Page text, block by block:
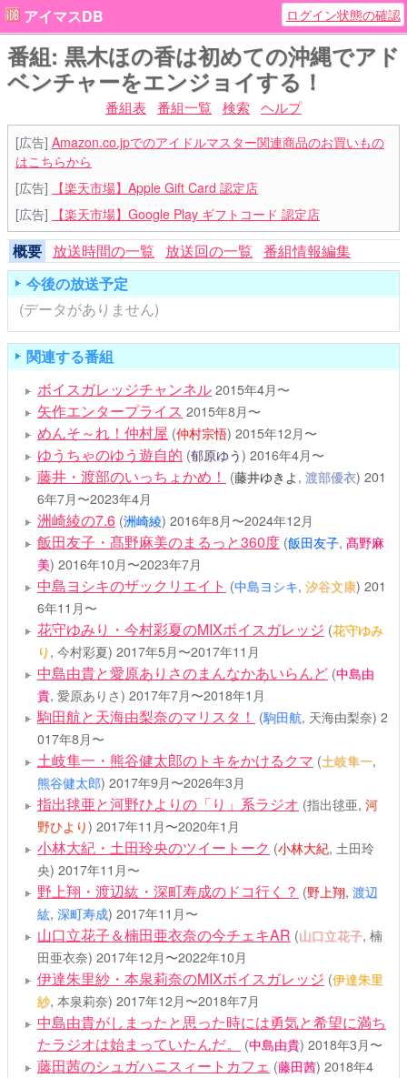
アイマスDB ログイン状態の確認
番組: 黒木ほの香は初めての沖縄でアド
ベンチャーをエンジョイする！
番組表 番組一覧 検索 ヘルプ
[広告] Amazon.co.jpでのアイドルマスター関連商品のお買いもの
はこちらから
[広告]
【楽天市場】Apple Gift Card 認定店
[広告]
【楽天市場】Google Play ギフトコード 認定店
概要 放送時間の一覧 放送回の一覧 番組情報編集
今後の放送予定
(データがありません)
関連する番組
ボイスガレッジチャンネル 2015年4月〜
矢作エンタープライス 2015年8月〜
めんそ～れ！仲村屋 (仲村宗悟) 2015年12月〜
ゆうちゃのゆう遊自的 (郁原ゆう) 2016年4月〜
藤井・渡部のいっちょかめ！ (藤井ゆきよ , 渡部優衣) 201
6年7月〜2023年4月
洲崎綾の7.6 (洲崎綾) 2016年8月〜2024年12月
飯田友子・髙野麻美のまるっと360度 (飯田友子, 髙野麻
美) 2016年10月〜2023年7月
中島ヨシキのザックリエイト (中島ヨシキ, 汐谷文康) 201
6年11月〜
花守ゆみり・今村彩夏のMIXボイスガレッジ (花守ゆみ
り , 今村彩夏) 2017年5月〜2017年11月
中島由貴と愛原ありさのまんなかあいらんど (中島由
貴, 愛原ありさ) 2017年7月〜2018年1月
駒田航と天海由梨奈のマリスタ！ (駒田航, 天海由梨奈) 2
017年8月〜
土岐隼一・熊谷健太郎のトキをかけるクマ (土岐隼一,
熊谷健太郎) 2017年9月〜2026年3月
指出毬亜と河野ひよりの「り」系ラジオ (指出毬亜, 河
野ひより) 2017年11月〜2020年1月
小林大紀・土田玲央のツイートーク (小林大紀, 土田玲
央) 2017年11月〜
野上翔・渡辺紘・深町寿成のドコ行く？ (野上翔, 渡辺
紘, 深町寿成) 2017年11月〜
山口立花子＆楠田亜衣奈の今チェキAR (山口立花子, 楠
田亜衣奈) 2017年12月〜2022年10月
伊達朱里紗・本泉莉奈のMIXボイスガレッジ (伊達朱里
紗, 本泉莉奈) 2017年12月〜2018年7月
中島由貴がしまったと思った時には勇気と希望に満ち
たラジオは始まっていたんだ。
(中島由貴) 2018年3月〜
藤田茜のシュガハニスィートカフェ (藤田茜) 2018年4